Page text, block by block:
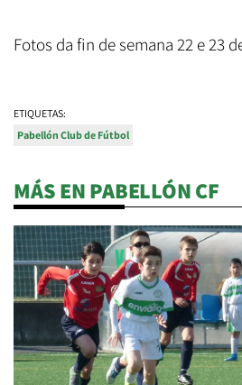
Fotos da fin de semana 22 e 23
ETIQUETAS:
Pabellón Club de Fútbol
MÁS EN PABELLÓN CF